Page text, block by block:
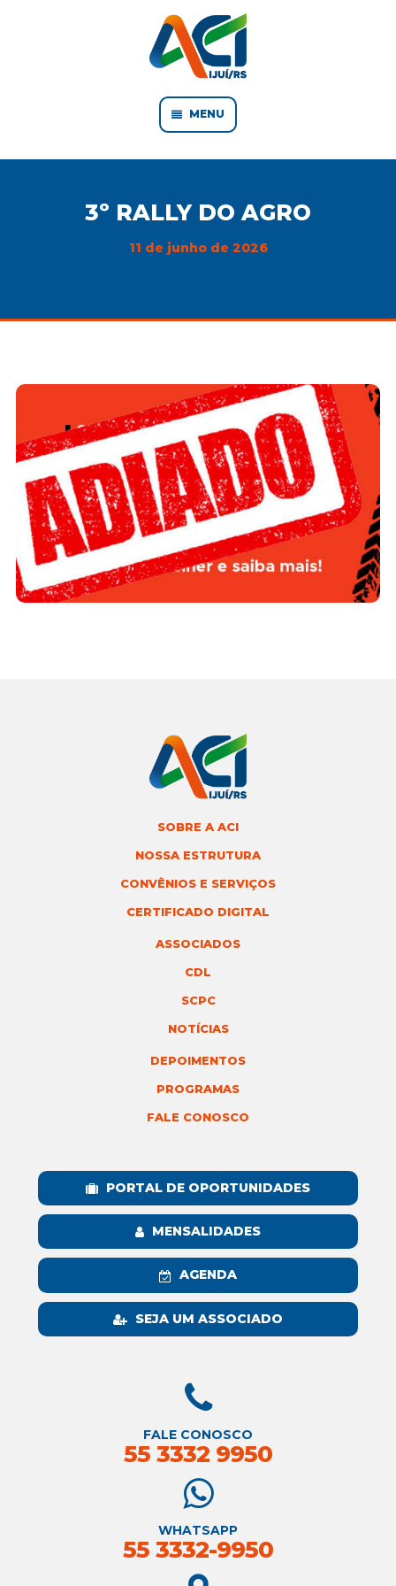
MENU
3º RALLY DO AGRO
11 de junho de 2026
SOBRE A ACI
NOSSA ESTRUTURA
CONVÊNIOS E SERVIÇOS
CERTIFICADO DIGITAL
ASSOCIADOS
CDL
SCPC
NOTÍCIAS
DEPOIMENTOS
PROGRAMAS
FALE CONOSCO
PORTAL DE OPORTUNIDADES
MENSALIDADES
AGENDA
SEJA UM ASSOCIADO
FALE CONOSCO
55 3332 9950
WHATSAPP
55 3332-9950